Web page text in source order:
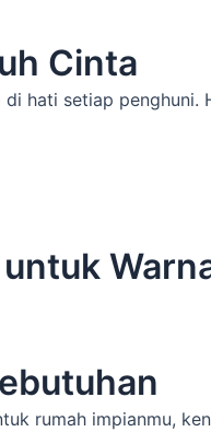
Cinta
hati setiap
rumah impianmu,